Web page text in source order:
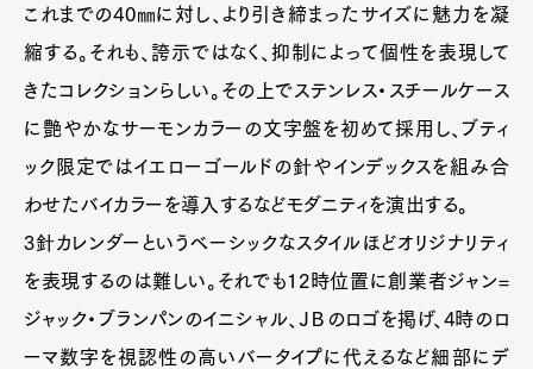
これまでの40㎜に対し、より引き締まったサイズに魅力を凝
縮する。それも、誇示ではなく、抑制によって個性を表現して
きたコレクションらしい。その上でステンレス・スチールケース
に艶やかなサーモンカラーの文字盤を初めて採用し、ブティ
ック限定ではイエローゴールドの針やインデックスを組み合
わせたバイカラーを導入するなどモダニティを演出する。
3針カレンダーというベーシックなスタイルほどオリジナリティ
を表現するのは難しい。それでも12時位置に創業者ジャン=
ジャック・ブランパンのイニシャル、ＪＢのロゴを掲げ、4時のロ
ーマ数字を視認性の高いバータイプに代えるなど細部にデ